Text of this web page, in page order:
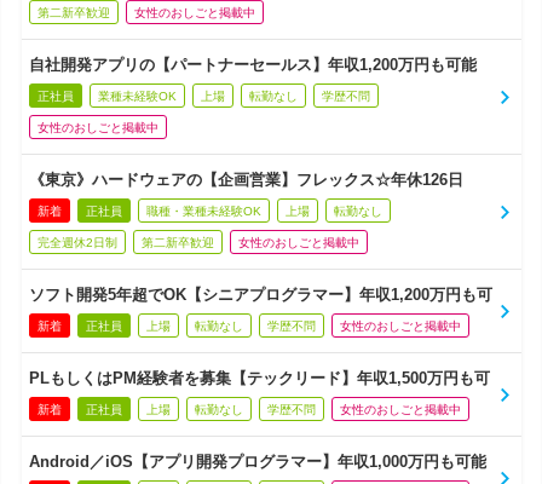
第二新卒歓迎 女性のおしごと掲載中
自社開発アプリの【パートナーセールス】年収1,200万円も可能
正社員 業種未経験OK 上場 転勤なし 学歴不問
女性のおしごと掲載中
《東京》ハードウェアの【企画営業】フレックス☆年休126日
新着 正社員 職種・業種未経験OK 上場 転勤なし
完全週休2日制 第二新卒歓迎 女性のおしごと掲載中
ソフト開発5年超でOK【シニアプログラマー】年収1,200万円も可
新着 正社員 上場 転勤なし 学歴不問 女性のおしごと掲載中
PLもしくはPM経験者を募集【テックリード】年収1,500万円も可
新着 正社員 上場 転勤なし 学歴不問 女性のおしごと掲載中
Android／iOS【アプリ開発プログラマー】年収1,000万円も可能